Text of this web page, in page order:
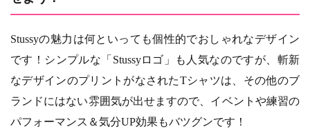
Stussyの魅力は何といっても個性的でおしゃれなデザイン
です！シンプルな「Stussyロゴ」も人気なのですが、斬新
なデザインのプリントがなされたTシャツは、その他のブ
ランドにはない雰囲気が出せますので、イベントや練習の
パフォーマンス＆気分UP効果もバツグンです！